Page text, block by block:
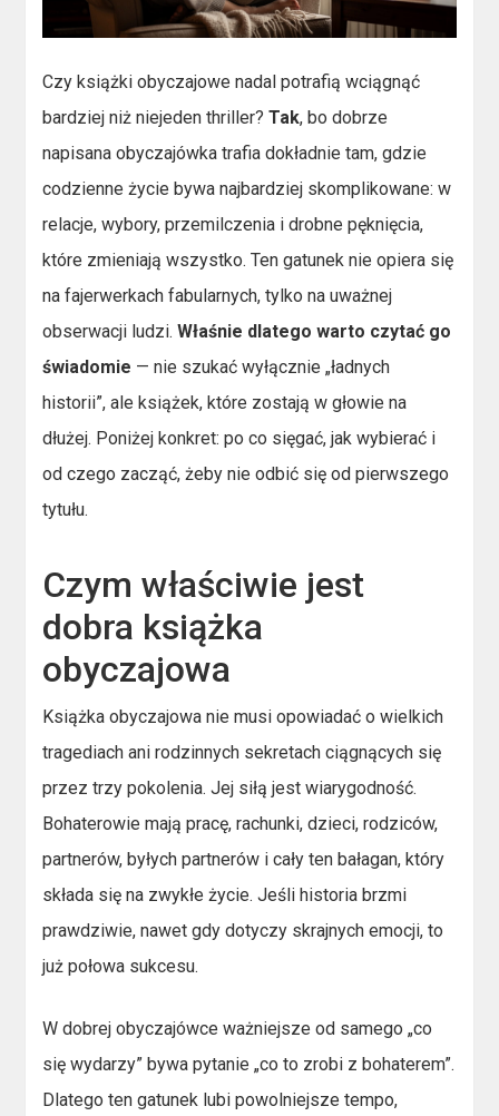
Czy książki obyczajowe nadal potrafią wciągnąć
bardziej niż niejeden thriller?Tak, bo dobrze
napisana obyczajówka trafia dokładnie tam, gdzie
codzienne życie bywa najbardziej skomplikowane: w
relacje, wybory, przemilczenia i drobne pęknięcia,
które zmieniają wszystko. Ten gatunek nie opiera się
na fajerwerkach fabularnych, tylko na uważnej
obserwacji ludzi.Właśnie dlatego warto czytać go
świadomie — nie szukać wyłącznie „ładnych
historii”, ale książek, które zostają w głowie na
dłużej. Poniżej konkret: po co sięgać, jak wybierać i
od czego zacząć, żeby nie odbić się od pierwszego
tytułu.
Czym właściwie jest
dobra książka
obyczajowa
Książka obyczajowa nie musi opowiadać o wielkich
tragediach ani rodzinnych sekretach ciągnących się
przez trzy pokolenia. Jej siłą jest wiarygodność.
Bohaterowie mają pracę, rachunki, dzieci, rodziców,
partnerów, byłych partnerów i cały ten bałagan, który
składa się na zwykłe życie. Jeśli historia brzmi
prawdziwie, nawet gdy dotyczy skrajnych emocji, to
już połowa sukcesu.
W dobrej obyczajówce ważniejsze od samego „co
się wydarzy” bywa pytanie „co to zrobi z bohaterem”.
Dlatego ten gatunek lubi powolniejsze tempo,